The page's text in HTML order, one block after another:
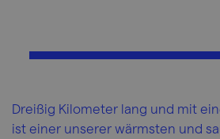
Dreißig Kilometer lang und mit
ist einer unserer wärmsten und